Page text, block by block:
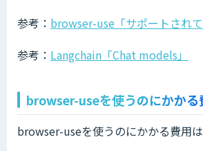
参考： browser-use「サポートされて
参考： Langchain「Chat models」
browser-useを使うのにかかる
browser-useを使うのにかかる費用は